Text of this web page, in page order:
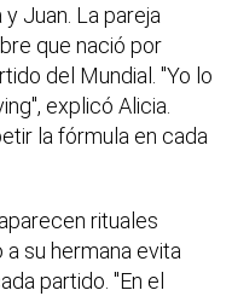
Juan. La pareja
que nació por
del Mundial. "Yo lo
explicó Alicia.
la fórmula en cada
rituales
su hermana evita
partido. "En el